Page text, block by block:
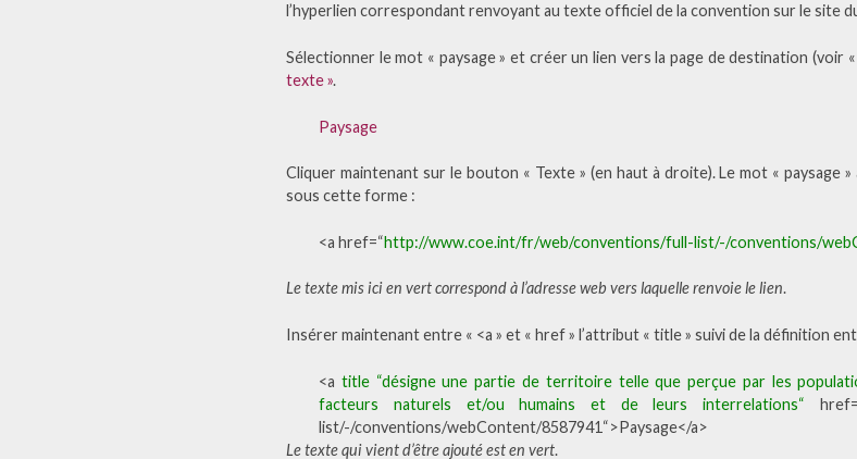
l’hyperlien correspondant renvoyant au texte officiel de la convention sur le site
Sélectionner le mot « paysage » et créer un lien vers la page de destination (voir
texte ».
Paysage
Cliquer maintenant sur le bouton « Texte » (en haut à droite). Le mot « paysage
sous cette forme :
<a href=“http://www.coe.int/fr/web/conventions/full-list/-/conventions/
Le texte mis ici en vert correspond à l’adresse web vers laquelle renvoie le lien.
Insérer maintenant entre « <a » et « href » l’attribut « title » suivi de la définition
<a title “désigne une partie de territoire telle que perçue par les
facteurs naturels et/ou humains et de leurs interrelations“
list/-/conventions/webContent/8587941“>Paysage</a>
Le texte qui vient d’être ajouté est en vert.